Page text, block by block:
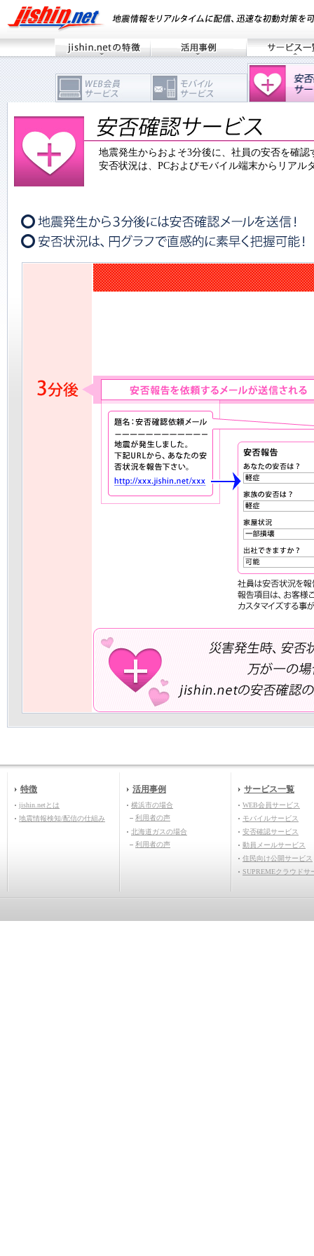
地震発生からおよそ3分後に、社員の安否を確認
安否状況は、PCおよびモバイル端末からリアル
特徴
jishin.netとは
地震情報検知/配信の仕組み
活用事例
横浜市の場合
利用者の声
北海道ガスの場合
利用者の声
サービス一覧
WEB会員サービス
モバイルサービス
安否確認サービス
動員メールサービス
住民向け公開サービス
SUPREMEクラウドサ